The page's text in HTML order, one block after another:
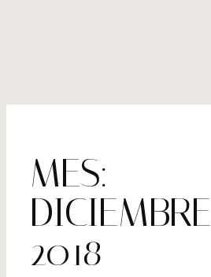
MES:
DICIEMBRE
2018